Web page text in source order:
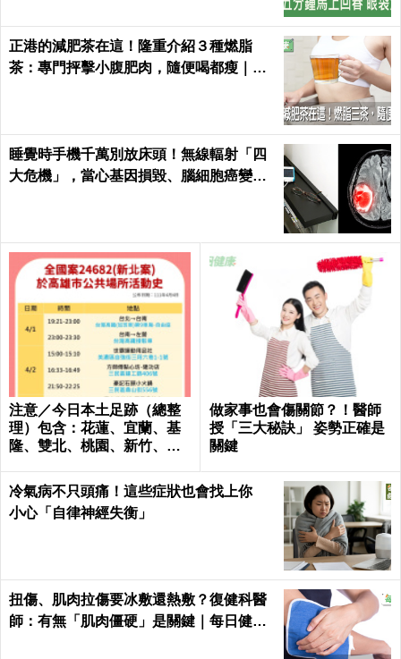
正港的減肥茶在這！隆重介紹３種燃脂
茶：專門抨擊小腹肥肉，隨便喝都瘦｜每
睡覺時手機千萬別放床頭！無線輻射「四
大危機」，當心基因損毀、腦細胞癌變！
注意／今日本土足跡（總整
理）包含：花蓮、宜蘭、基
隆、雙北、桃園、新竹、台
做家事也會傷關節？！醫師
授「三大秘訣」 姿勢正確是
關鍵
冷氣病不只頭痛！這些症狀也會找上你
小心「自律神經失衡」
扭傷、肌肉拉傷要冰敷還熱敷？復健科醫
師：有無「肌肉僵硬」是關鍵｜每日健康